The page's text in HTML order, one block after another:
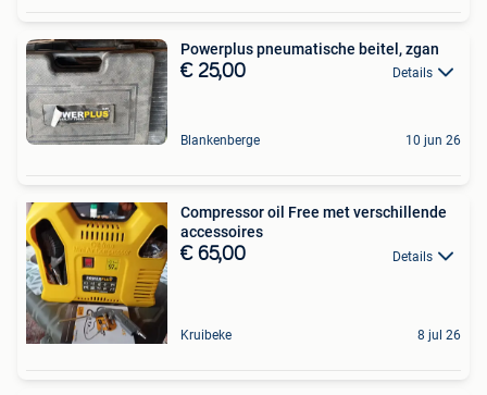
Powerplus pneumatische beitel, zgan
€ 25,00 Details
Blankenberge 10 jun 26
Compressor oil Free met verschillende
accessoires
€ 65,00 Details
Kruibeke 8 jul 26